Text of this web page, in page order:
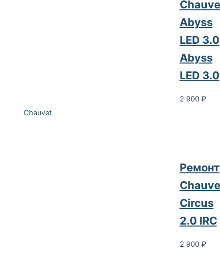
Chauvet
Abyss
LED 3.0
Abyss
LED 3.0
2 900 ₽
Ремонт
Circus
2.0 IRC
2 900 ₽